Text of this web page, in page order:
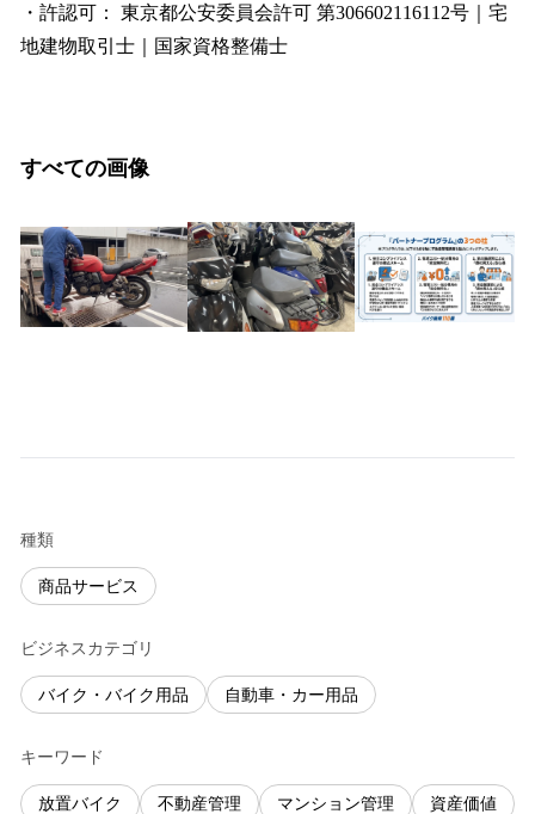
・許認可： 東京都公安委員会許可 第306602116112号｜宅
地建物取引士｜国家資格整備士
すべての画像
種類
商品サービス
ビジネスカテゴリ
バイク・バイク用品 自動車・カー用品
キーワード
放置バイク 不動産管理 マンション管理 資産価値